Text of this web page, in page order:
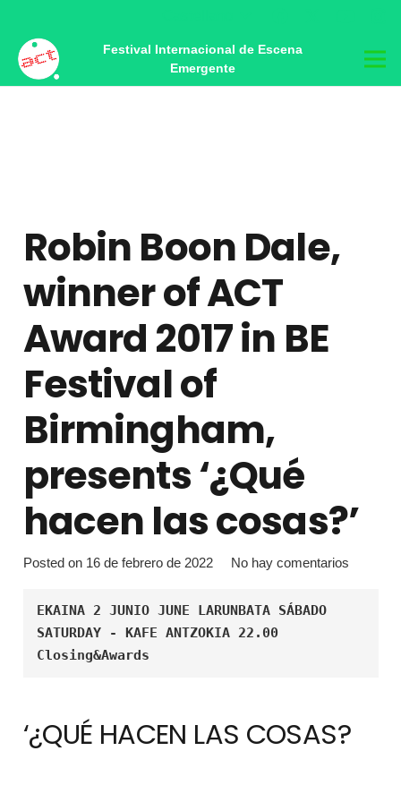
Festival Internacional de Escena
Emergente
Robin Boon Dale,
winner of ACT
Award 2017 in BE
Festival of
Birmingham,
presents ‘¿Qué
hacen las cosas?’
Posted on 16 de febrero de 2022 No hay comentarios
EKAINA 2 JUNIO JUNE LARUNBATA SÁBADO
SATURDAY - KAFE ANTZOKIA 22.00
Closing&Awards
‘¿QUÉ HACEN LAS COSAS?